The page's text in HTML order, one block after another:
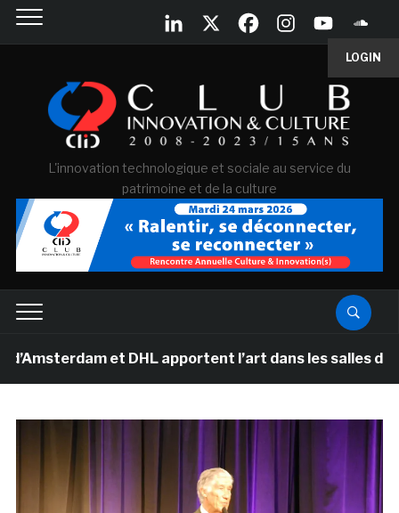
LOGIN
L'innovation technologique et sociale au service du
patrimoine et de la culture
et DHL apportent l’art dans les salles de classe